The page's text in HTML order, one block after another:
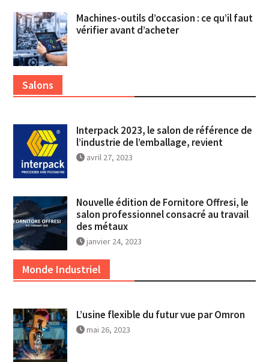
Machines-outils d’occasion : ce qu’il faut
vérifier avant d’acheter
Salons
Interpack 2023, le salon de référence de
l’industrie de l’emballage, revient
avril 27, 2023
Nouvelle édition de Fornitore Offresi, le
salon professionnel consacré au travail
des métaux
janvier 24, 2023
Monde Industriel
L’usine flexible du futur vue par Omron
mai 26, 2023